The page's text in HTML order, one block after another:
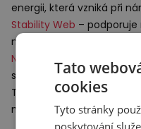
energii, která vzniká při
Stability Web –
natočení chodidla během
N-Ergy
– náš nejnovější a
systém odpružení s
Teď se vám vaše úsilí a
nezůstává v podloží.
Tato
cookies
Tyto stránky
poskytování